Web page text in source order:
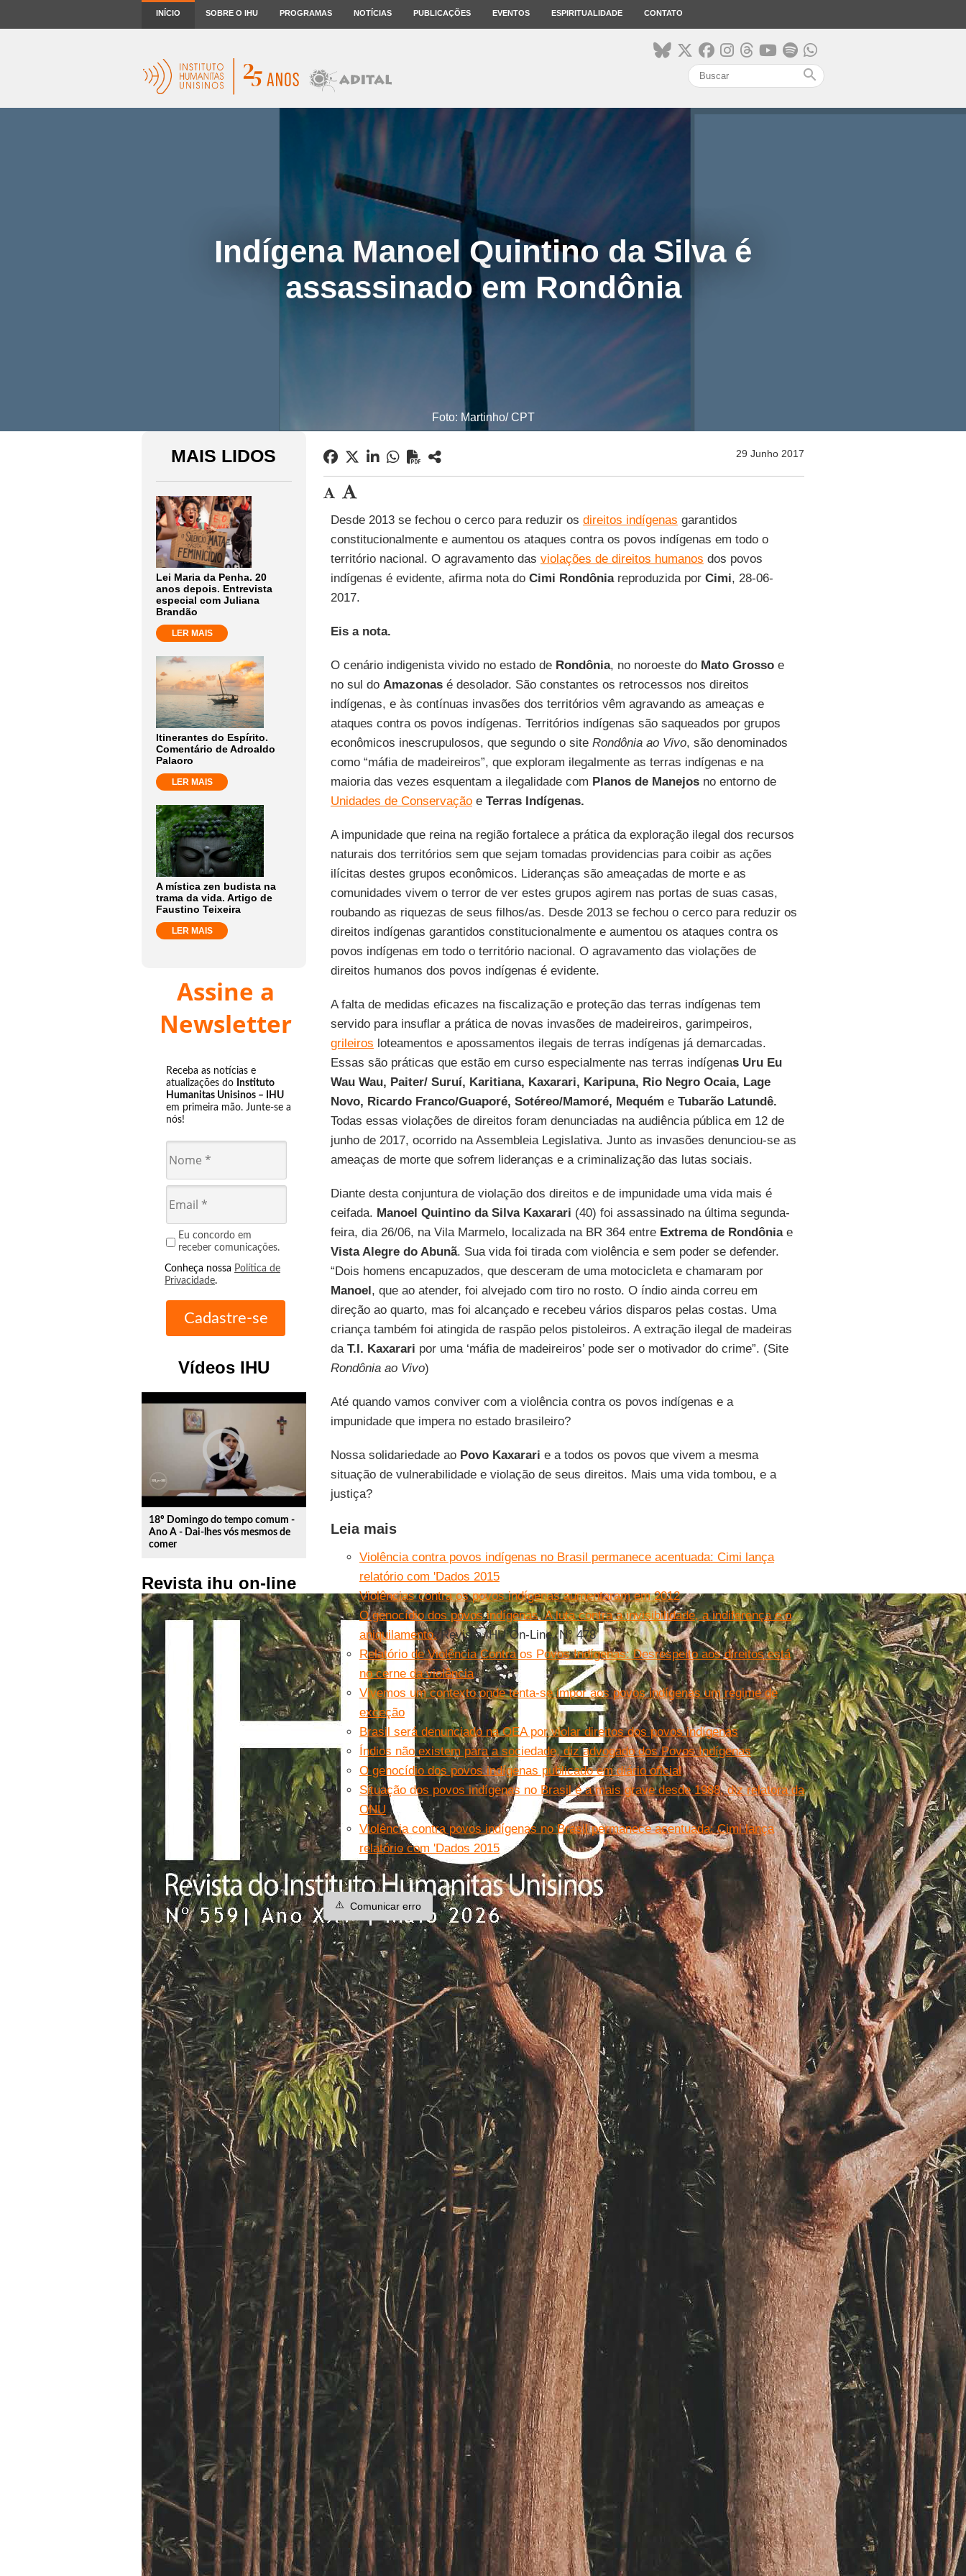
INÍCIO SOBRE O IHU PROGRAMAS NOTÍCIAS PUBLICAÇÕES EVENTOS ESPIRITUALIDADE CONTATO
search
Indígena Manoel Quintino da Silva é
assassinado em Rondônia
Foto: Martinho/ CPT
MAIS LIDOS
Lei Maria da Penha. 20
anos depois. Entrevista
especial com Juliana
Brandão
LER MAIS
Itinerantes do Espírito.
Comentário de Adroaldo
Palaoro
LER MAIS
A mística zen budista na
trama da vida. Artigo de
Faustino Teixeira
LER MAIS
Assine a
Newsletter
Receba as notícias e
atualizações do Instituto
Humanitas Unisinos – IHU
em primeira mão. Junte-se a
nós!
Eu concordo em
receber comunicações.
Conheça nossa Política de
Privacidade.
Vídeos IHU
play_circle_outline
18º Domingo do tempo comum -
Ano A - Dai-lhes vós mesmos de
comer
Revista ihu on-line
29 Junho 2017
Desde 2013 se fechou o cerco para reduzir os direitos indígenas garantidos
constitucionalmente e aumentou os ataques contra os povos indígenas em todo o
território nacional. O agravamento das violações de direitos humanos dos povos
indígenas é evidente, afirma nota do Cimi Rondôniareproduzida por Cimi, 28-06-
2017.
Eis a nota.
O cenário indigenista vivido no estado de Rondônia, no noroeste do Mato Grossoe
no sul do Amazonasé desolador. São constantes os retrocessos nos direitos
indígenas, e às contínuas invasões dos territórios vêm agravando as ameaças e
ataques contra os povos indígenas. Territórios indígenas são saqueados por grupos
econômicos inescrupulosos, que segundo o site Rondônia ao Vivo, são denominados
como “máfia de madeireiros”, que exploram ilegalmente as terras indígenas e na
maioria das vezes esquentam a ilegalidade com Planos de Manejosno entorno de
Unidades de ConservaçãoeTerras Indígenas.
A impunidade que reina na região fortalece a prática da exploração ilegal dos recursos
naturais dos territórios sem que sejam tomadas providencias para coibir as ações
ilícitas destes grupos econômicos. Lideranças são ameaçadas de morte e as
comunidades vivem o terror de ver estes grupos agirem nas portas de suas casas,
roubando as riquezas de seus filhos/as. Desde 2013 se fechou o cerco para reduzir os
direitos indígenas garantidos constitucionalmente e aumentou os ataques contra os
povos indígenas em todo o território nacional. O agravamento das violações de
direitos humanos dos povos indígenas é evidente.
A falta de medidas eficazes na fiscalização e proteção das terras indígenas tem
servido para insuflar a prática de novas invasões de madeireiros, garimpeiros,
grileiros loteamentos e apossamentos ilegais de terras indígenas já demarcadas.
Essas são práticas que estão em curso especialmente nas terras indígenas Uru Eu
Wau Wau, Paiter/ Suruí, Karitiana, Kaxarari, Karipuna, Rio Negro Ocaia, Lage
Novo, Ricardo Franco/Guaporé, Sotéreo/Mamoré, Mequém e Tubarão Latundê.
Todas essas violações de direitos foram denunciadas na audiência pública em 12 de
junho de 2017, ocorrido na Assembleia Legislativa. Junto as invasões denunciou-se as
ameaças de morte que sofrem lideranças e a criminalização das lutas sociais.
Diante desta conjuntura de violação dos direitos e de impunidade uma vida mais é
ceifada. Manoel Quintino da Silva Kaxarari (40) foi assassinado na última segunda-
feira, dia 26/06, na Vila Marmelo, localizada na BR 364 entre Extrema de Rondôniae
Vista Alegre do Abunã. Sua vida foi tirada com violência e sem poder se defender.
“Dois homens encapuzados, que desceram de uma motocicleta e chamaram por
Manoel, que ao atender, foi alvejado com tiro no rosto. O índio ainda correu em
direção ao quarto, mas foi alcançado e recebeu vários disparos pelas costas. Uma
criança também foi atingida de raspão pelos pistoleiros. A extração ilegal de madeiras
daT.I. Kaxarari por uma ‘máfia de madeireiros’ pode ser o motivador do crime”. (Site
Rondônia ao Vivo)
Até quando vamos conviver com a violência contra os povos indígenas e a
impunidade que impera no estado brasileiro?
Nossa solidariedade ao Povo Kaxarari e a todos os povos que vivem a mesma
situação de vulnerabilidade e violação de seus direitos. Mais uma vida tombou, e a
justiça?
Leia mais
Violência contra povos indígenas no Brasil permanece acentuada: Cimi lança
relatório com 'Dados 2015
Violências contra os povos indígenas aumentaram em 2012
O genocídio dos povos indígenas. A luta contra a invisibilidade, a indiferença e o
aniquilamento.Revista IHU On-Line, N° 478
Relatório de Violência Contra os Povos Indígenas: Desrespeito aos direitos está
no cerne da violência
Vivemos um contexto onde tenta-se impor aos povos indígenas um regime de
exceção
Brasil será denunciado na OEA por violar direitos dos povos indígenas
Índios não existem para a sociedade, diz advogado dos Povos Indígenas
O genocídio dos povos indígenas publicado em diário oficial
Situação dos povos indígenas no Brasil é a mais grave desde 1988, diz relatora da
ONU
Violência contra povos indígenas no Brasil permanece acentuada: Cimi lança
relatório com 'Dados 2015
⚠️ Comunicar erro